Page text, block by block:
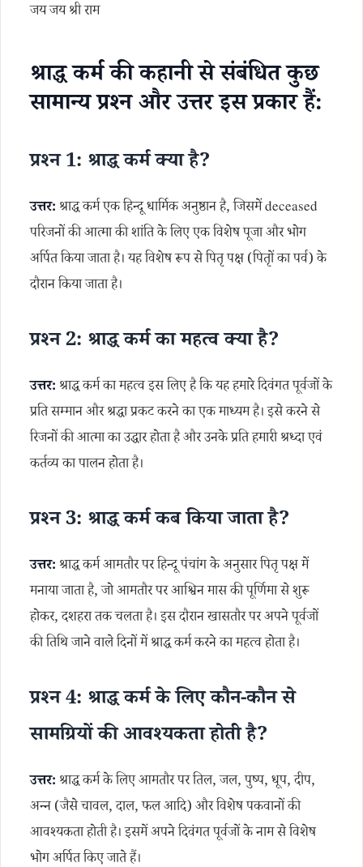
जय जय श्री राम
श्राद्ध कर्म की कहानी से संबंधित कुछ
सामान्य प्रश्न और उत्तर इस प्रकार हैं:
प्रश्न 1: श्राद्ध कर्म क्या है?
उत्तर: श्राद्ध कर्म एक हिन्दू धार्मिक अनुष्ठान है, जिसमें deceased
परिजनों की आत्मा की शांति के लिए एक विशेष पूजा और भोग
अर्पित किया जाता है। यह विशेष रूप से पितृ पक्ष (पितृों का पर्व) के
दौरान किया जाता है।
प्रश्न 2: श्राद्ध कर्म का महत्व क्या है?
उत्तर: श्राद्ध कर्म का महत्व इस लिए है कि यह हमारे दिवंगत पूर्वजों के
प्रति सम्मान और श्रद्धा प्रकट करने का एक माध्यम है। इसे करने से
रिजनों की आत्मा का उद्धार होता है और उनके प्रति हमारी श्रध्दा एवं
कर्तव्य का पालन होता है।
प्रश्न 3: श्राद्ध कर्म कब किया जाता है?
उत्तर: श्राद्ध कर्म आमतौर पर हिन्दू पंचांग के अनुसार पितृ पक्ष में
मनाया जाता है, जो आमतौर पर आश्विन मास की पूर्णिमा से शुरू
होकर, दशहरा तक चलता है। इस दौरान खासतौर पर अपने पूर्वजों
की तिथि जाने वाले दिनों में श्राद्ध कर्म करने का महत्व होता है।
प्रश्न 4: श्राद्ध कर्म के लिए कौन-कौन से
सामग्रियों की आवश्यकता होती है?
उत्तर: श्राद्ध कर्म के लिए आमतौर पर तिल, जल, पुष्प, धूप, दीप,
अन्न (जैसे चावल, दाल, फल आदि) और विशेष पकवानों की
आवश्यकता होती है। इसमें अपने दिवंगत पूर्वजों के नाम से विशेष
भोग अर्पित किए जाते हैं।